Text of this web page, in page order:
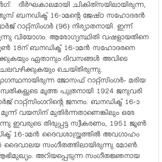
ദീർഘകാലമായി ചികിത്‌സയിലായിരുന്ന,
ബനഡിക്ട് 16-ാമന്റെ ജേഷ്ഠ സഹോദരൻ
റാറ്റ്‌സിംഗർ (96) നിര്യാതനായി. ഇന്ന്
വിയോഗം. ആരോഗ്യസ്ഥിതി വഷളായതിനെ
18ന് ബനഡിക്ട് 16-ാമൻ സഹോദരനെ
ഏതാനും ദിവസങ്ങൾ അവിടെ
ചെയ്തിരുന്നു.
ജോസഫ് റാറ്റ്‌സിംഗർ- മരിയ
മൂത്ത പുത്രനായി 1924 ജനുവരി
റാറ്റ്‌സിംഗറിന്റെ ജനനം. ബനഡിക്ട് 16-ാ
വയസിന് മുതിർന്നതാണെങ്കിലും ഒരേ
ഇവരുടെ തിരുപ്പട്ട സ്വീകരണം, 1951 ജൂൺ
16-ാമൻ ദൈവശാസ്ത്രത്തിൽ അവഗാഹം
ദൈവാലയ സംഗീതത്തിലായിരുന്നു മോൺ.
അറിയപ്പെടുന്ന സംഗീതജ്ഞനായ